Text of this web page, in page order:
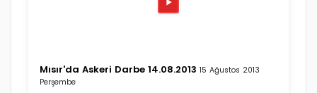
Mısır'da Askeri Darbe 14.08.2013 15 Ağustos 2013
Perşembe